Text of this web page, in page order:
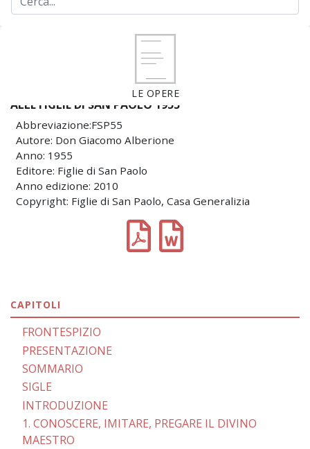
LE OPERE
ALLE FIGLIE DI SAN PAOLO 1955
Abbreviazione:FSP55
Autore: Don Giacomo Alberione
Anno: 1955
Editore: Figlie di San Paolo
Anno edizione: 2010
Copyright: Figlie di San Paolo, Casa Generalizia
CAPITOLI
FRONTESPIZIO
PRESENTAZIONE
SOMMARIO
SIGLE
INTRODUZIONE
1. CONOSCERE, IMITARE, PREGARE IL DIVINO
MAESTRO